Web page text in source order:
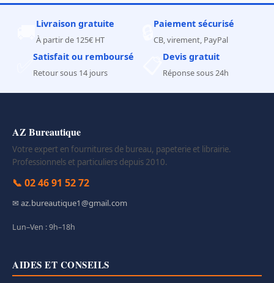
Livraison gratuite
À partir de 125€ HT
Paiement sécurisé
CB, virement, PayPal
Satisfait ou remboursé
Retour sous 14 jours
Devis gratuit
Réponse sous 24h
AZ Bureautique
Votre expert en fournitures de bureau, papeterie et librairie.
Professionnels et particuliers depuis 2010.
📞 02 46 91 52 72
✉ az.bureautique1@gmail.com
Lun–Ven : 9h–18h
AIDES ET CONSEILS